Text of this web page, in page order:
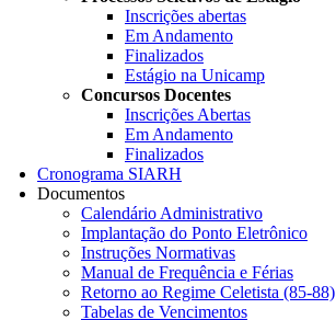
Inscrições abertas
Em Andamento
Finalizados
Estágio na Unicamp
Concursos Docentes
Inscrições Abertas
Em Andamento
Finalizados
Cronograma SIARH
Documentos
Calendário Administrativo
Implantação do Ponto Eletrônico
Instruções Normativas
Manual de Frequência e Férias
Retorno ao Regime Celetista (85-88)
Tabelas de Vencimentos